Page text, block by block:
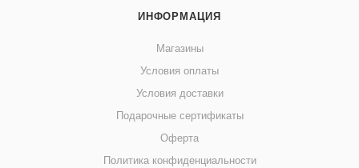
ИНФОРМАЦИЯ
Магазины
Условия оплаты
Условия доставки
Подарочные сертификаты
Оферта
Политика конфиденциальности